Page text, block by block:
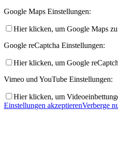
Jahresprogramm
Google Maps Einstellungen:
Hier klicken, um Google Maps
Google reCaptcha Einstellungen:
Hier klicken, um Google
Vimeo und YouTube Einstellungen:
Hier klicken, um
Einstellungen akzeptierenVerberge